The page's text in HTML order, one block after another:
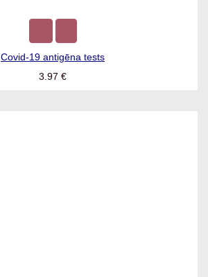
Covid-19 antigēna tests
3.97 €